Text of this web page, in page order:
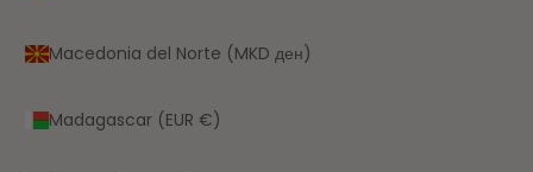
Macedonia del Norte (MKD ден)
Madagascar (EUR €)